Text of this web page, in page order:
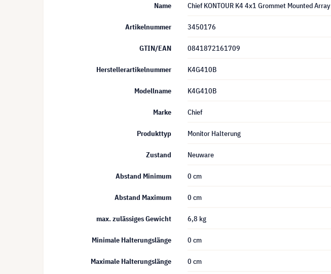
Name Chief KONTOUR K4 4x1 Grommet Mounted Array
Artikelnummer 3450176
GTIN/EAN 0841872161709
Herstellerartikelnummer K4G410B
Modellname K4G410B
Marke Chief
Produkttyp Monitor Halterung
Zustand Neuware
Abstand Minimum 0 cm
Abstand Maximum 0 cm
max. zulässiges Gewicht 6,8 kg
Minimale Halterungslänge 0 cm
Maximale Halterungslänge 0 cm